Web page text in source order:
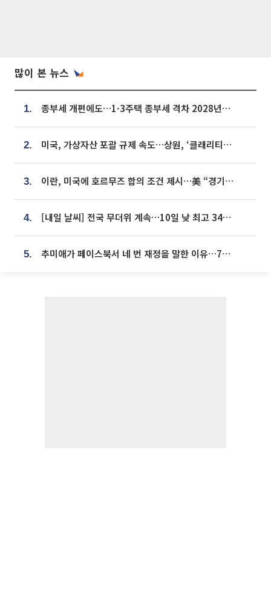
많이 본 뉴스
1. 종부세 개편에도…1·3주택 종부세 격차 2028년부터 확대
2. 미국, 가상자산 포괄 규제 속도…상원, ‘클래리티법’ 9월 절차투표 추진
3. 이란, 미국에 호르무즈 합의 조건 제시…美 “경기 아직 안 끝나” [종합]
4. [내일 날씨] 전국 무더위 계속…10일 낮 최고 34도 육박
5. 추미애가 페이스북서 네 번 재정을 말한 이유…7700억 추경 열쇠는 도의회에